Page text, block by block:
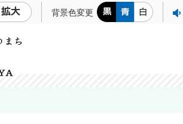
背景色変更